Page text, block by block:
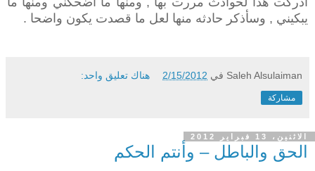
يبكيني , وسأذكر حادثه منها لعل ما قصدت يكون واضحا .
Saleh Alsulaiman في 2/15/2012 هناك تعليق واحد:
مشاركة
الاثنين، 13 فبراير 2012
الحق والباطل – وأنتم الحكم